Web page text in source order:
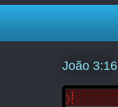
João 3:16